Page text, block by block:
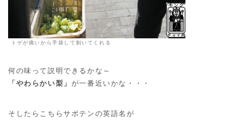
トゲが痛いから手袋して剝いてくれる
何の味って説明できるかな～
「やわらかい梨」 が一番近いかな・・・
そしたらこちらサボテンの英語名が